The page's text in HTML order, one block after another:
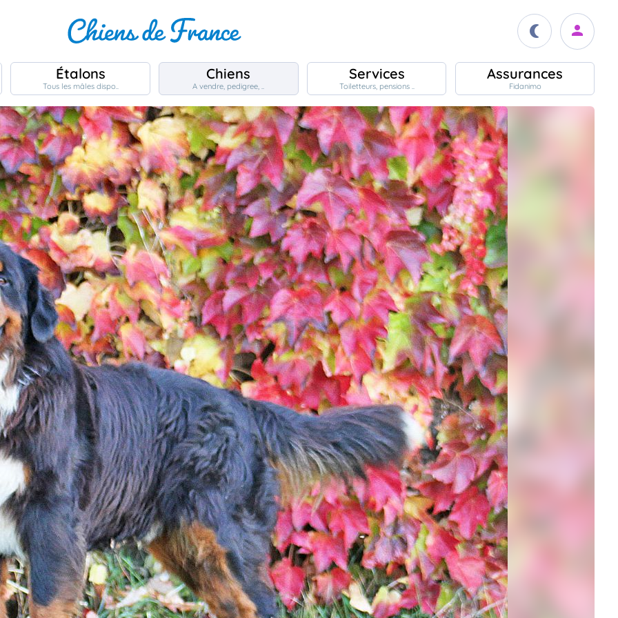
Étalons
Tous les mâles dispo..
Chiens
A vendre, pedigree, ..
Services
Toiletteurs, pensions ..
Assurances
Fidanimo